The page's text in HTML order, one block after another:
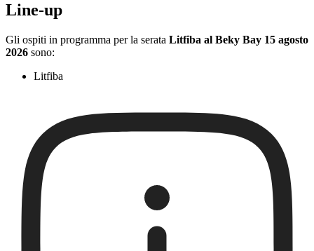
Line-up
Gli ospiti in programma per la serata Litfiba al Beky Bay 15 agosto
2026 sono:
Litfiba